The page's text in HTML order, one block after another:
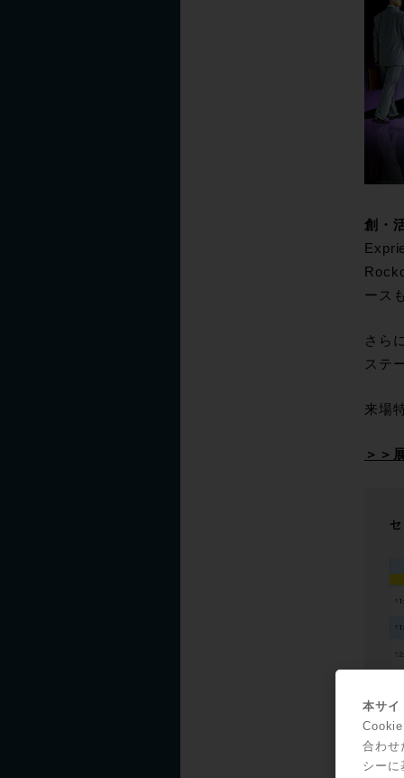
創・
ース
さら
ステ
来場
＞＞
本サ
合わせ
シーに